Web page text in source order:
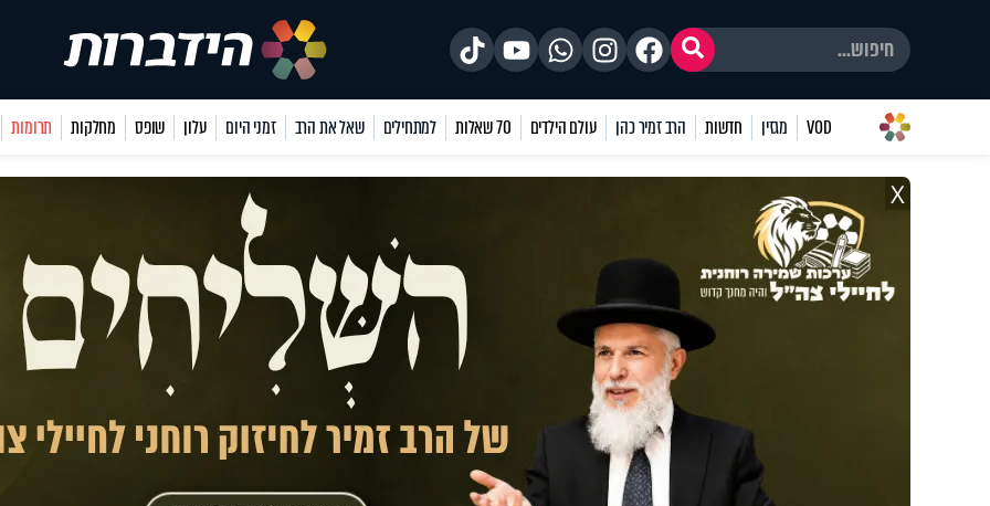
VOD מגזין חדשות הרב זמיר כהן עולם הילדים 70 שאלות למתחילים שאל את הרב זמני היום עלון שופס מחלקות תרומות
X